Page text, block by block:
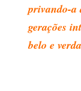
privando-a
gerações
belo e